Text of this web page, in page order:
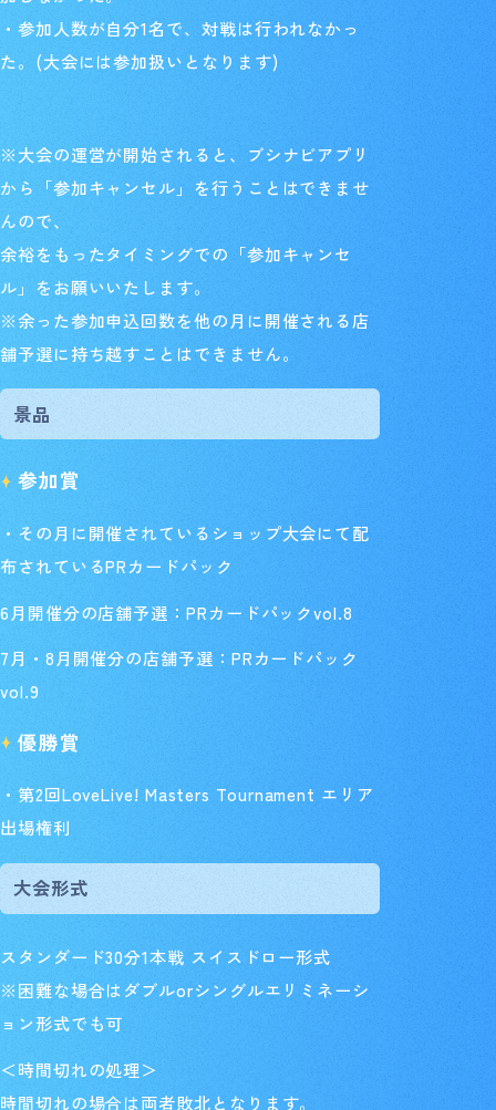
・参加人数が自分1名で、対戦は行われなかっ
た。(大会には参加扱いとなります)
※大会の運営が開始されると、ブシナビアプリ
から「参加キャンセル」を行うことはできませ
んので、
余裕をもったタイミングでの「参加キャンセ
ル」をお願いいたします。
※余った参加申込回数を他の月に開催される店
舗予選に持ち越すことはできません。
景品
参加賞
・その月に開催されているショップ大会にて配
布されているPRカードパック
6月開催分の店舗予選：PRカードパックvol.8
7月・8月開催分の店舗予選：PRカードパック
vol.9
優勝賞
・第2回LoveLive! Masters Tournament エリア
出場権利
大会形式
スタンダード30分1本戦 スイスドロー形式
※困難な場合はダブルorシングルエリミネーシ
ョン形式でも可
＜時間切れの処理＞
時間切れの場合は両者敗北となります。